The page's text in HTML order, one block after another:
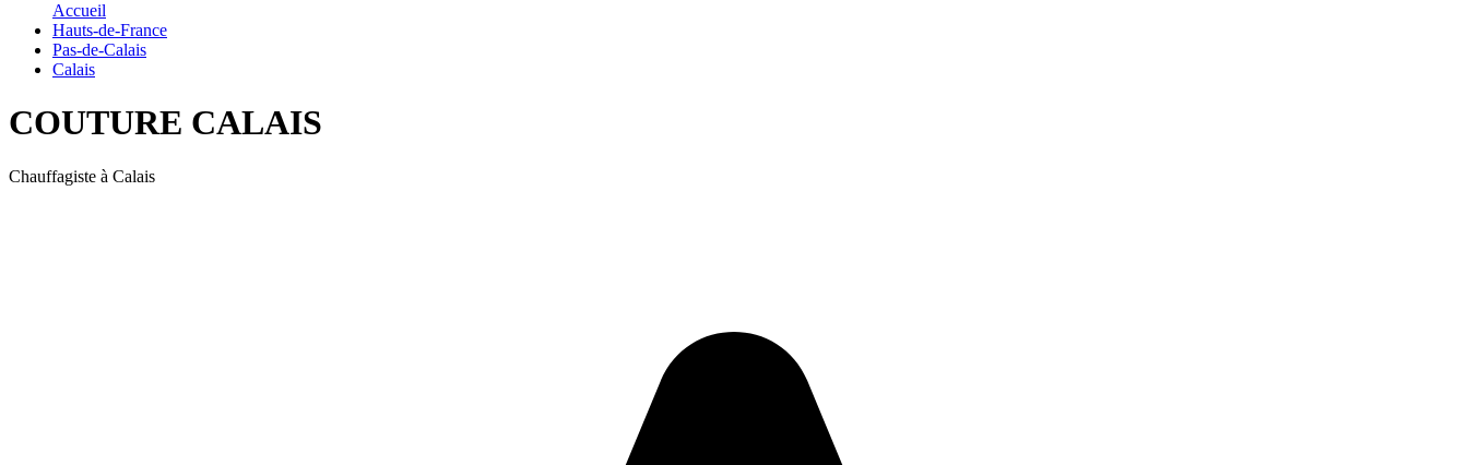
Accueil
Hauts-de-France
Pas-de-Calais
Calais
COUTURE CALAIS
Chauffagiste à Calais